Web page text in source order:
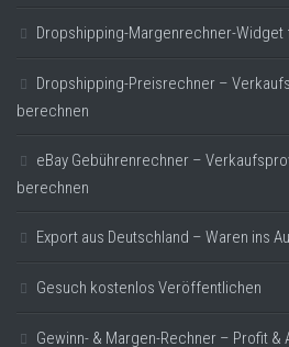
Dropshipping-Margenrechner-
Dropshipping-Preisrechner –
berechnen
eBay Gebührenrechner –
berechnen
Export aus Deutschland – Waren ins
Gesuch kostenlos Veröffentlichen
Gewinn- & Margen-Rechner – Profit